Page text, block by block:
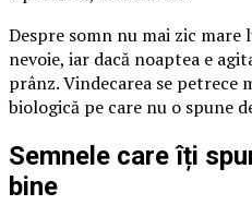
Despre somn nu mai zic
nevoie, iar dacă noaptea e
prânz. Vindecarea se petrece
biologică pe care nu o spune
Semnele care îți
bine